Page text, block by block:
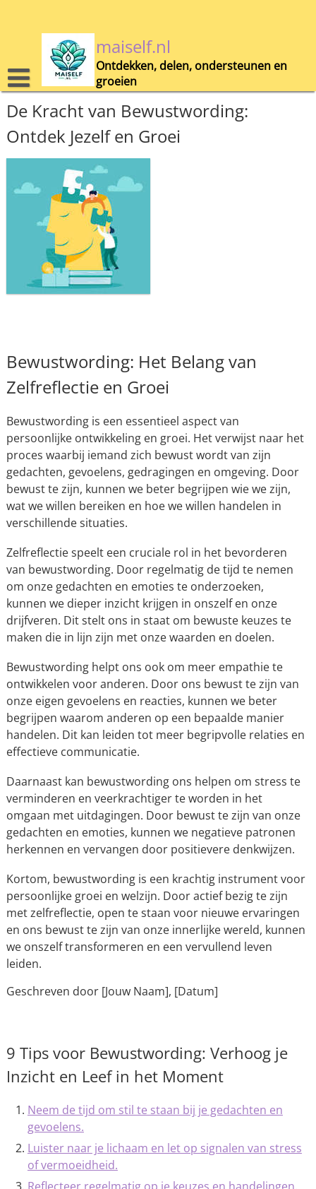
maiself.nl
Ontdekken, delen, ondersteunen en
groeien
De Kracht van Bewustwording:
Ontdek Jezelf en Groei
Bewustwording: Het Belang van
Zelfreflectie en Groei
Bewustwording is een essentieel aspect van
persoonlijke ontwikkeling en groei. Het verwijst naar het
proces waarbij iemand zich bewust wordt van zijn
gedachten, gevoelens, gedragingen en omgeving. Door
bewust te zijn, kunnen we beter begrijpen wie we zijn,
wat we willen bereiken en hoe we willen handelen in
verschillende situaties.
Zelfreflectie speelt een cruciale rol in het bevorderen
van bewustwording. Door regelmatig de tijd te nemen
om onze gedachten en emoties te onderzoeken,
kunnen we dieper inzicht krijgen in onszelf en onze
drijfveren. Dit stelt ons in staat om bewuste keuzes te
maken die in lijn zijn met onze waarden en doelen.
Bewustwording helpt ons ook om meer empathie te
ontwikkelen voor anderen. Door ons bewust te zijn van
onze eigen gevoelens en reacties, kunnen we beter
begrijpen waarom anderen op een bepaalde manier
handelen. Dit kan leiden tot meer begripvolle relaties en
effectieve communicatie.
Daarnaast kan bewustwording ons helpen om stress te
verminderen en veerkrachtiger te worden in het
omgaan met uitdagingen. Door bewust te zijn van onze
gedachten en emoties, kunnen we negatieve patronen
herkennen en vervangen door positievere denkwijzen.
Kortom, bewustwording is een krachtig instrument voor
persoonlijke groei en welzijn. Door actief bezig te zijn
met zelfreflectie, open te staan voor nieuwe ervaringen
en ons bewust te zijn van onze innerlijke wereld, kunnen
we onszelf transformeren en een vervullend leven
leiden.
Geschreven door [Jouw Naam], [Datum]
9 Tips voor Bewustwording: Verhoog je
Inzicht en Leef in het Moment
Neem de tijd om stil te staan bij je gedachten en
gevoelens.
Luister naar je lichaam en let op signalen van stress
of vermoeidheid.